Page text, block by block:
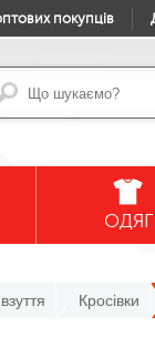
покупців
ОДЯГ
Кросівки